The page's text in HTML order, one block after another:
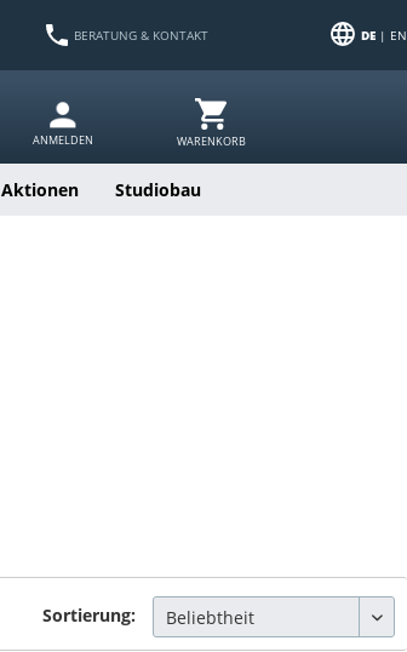
BERATUNG & KONTAKT DE| EN
ANMELDEN WARENKORB
Aktionen Studiobau
Sortierung: